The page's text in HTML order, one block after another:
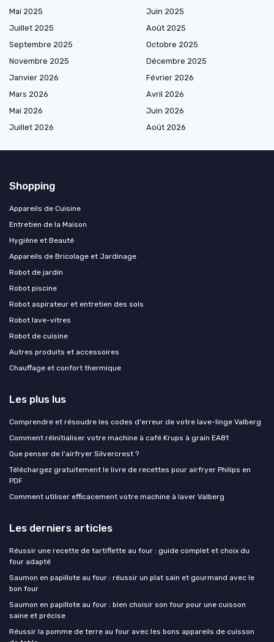
Mai 2025
Juin 2025
Juillet 2025
Août 2025
Septembre 2025
Octobre 2025
Novembre 2025
Décembre 2025
Janvier 2026
Février 2026
Mars 2026
Avril 2026
Mai 2026
Juin 2026
Juillet 2026
Août 2026
Shopping
Appareils de Cuisine
Entretien de la Maison
Hygiène et Beauté
Appareils de Bricolage et Jardinage
Robot de jardin
Robot piscine
Robot aspirateur et entretien des sols
Robot lave-vitres
Robot de cuisine
Autres produits et accessoires
Chauffage et confort thermique
Les plus lus
Comprendre et résoudre les codes d'erreur de votre lave-linge Valberg
Comment réinitialiser votre machine à café Krups à grain EA81
Que penser de l'airfryer Silvercrest ?
Téléchargez gratuitement le livre de recettes pour airfryer Philips en
PDF
Comment utiliser efficacement votre machine à laver Valberg
Les derniers articles
Réussir une recette de tartiflette au four : guide complet et choix du
four adapté
Saumon en papillote au four : réussir un plat sain et gourmand avec le
bon four
Saumon en papillote au four : bien choisir son four pour une cuisson
saine et précise
Réussir la pomme de terre au four avec les bons appareils de cuisson